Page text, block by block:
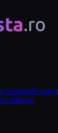
personalecasă și
călătorii